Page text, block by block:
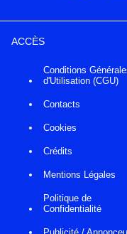
ACCÈS
Conditions
d'Utilisation (CGU)
Contacts
Cookies
Crédits
Mentions Légales
Politique de
Confidentialité